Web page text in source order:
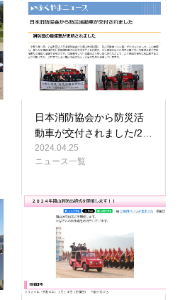
日本消防協会から防災活
動車が交付されました/2…
2024.04.25
ニュース一覧